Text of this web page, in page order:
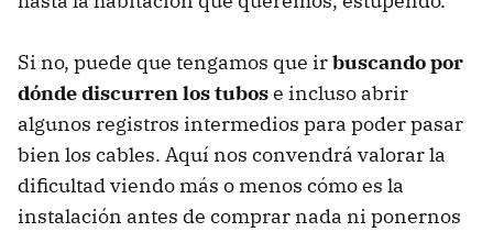
Si no, puede que tengamos que irbuscando por
dónde discurren los tubose incluso abrir
algunos registros intermedios para poder pasar
bien los cables. Aquí nos convendrá valorar la
dificultad viendo más o menos cómo es la
instalación antes de comprar nada ni ponernos